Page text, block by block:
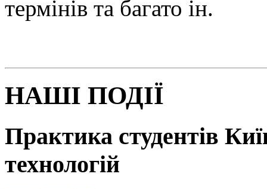
термінів та багато ін.
НАШІ ПОДІЇ
Практика студентів
технологій